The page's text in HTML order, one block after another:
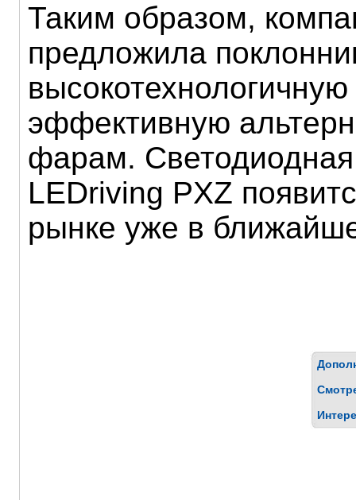
Таким образом,
предложила
эффективную
фарам. Светодиодная
LEDriving PXZ
рынке уже в